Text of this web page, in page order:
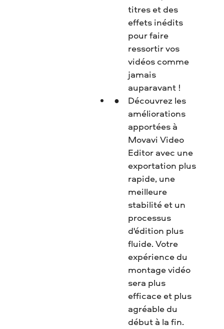
titres et des
effets inédits
pour faire
ressortir vos
vidéos comme
jamais
auparavant !
Découvrez les
améliorations
apportées à
Movavi Video
Editor avec une
exportation plus
rapide, une
meilleure
stabilité et un
processus
d'édition plus
fluide. Votre
expérience du
montage vidéo
sera plus
efficace et plus
agréable du
début à la fin.